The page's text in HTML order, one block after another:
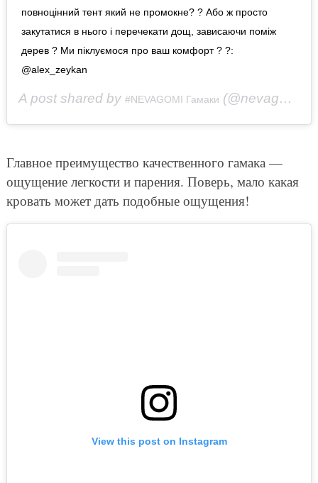
повноцінний тент який не промокне? ? Або ж просто
закутатися в нього і перечекати дощ, зависаючи поміж
дерев ? Ми піклуємося про ваш комфорт ? ?:
@alex_zeykan
A post shared by #NEVAGOMI Гамаки (@nevagomi) on
Главное преимущество качественного гамака —
ощущение легкости и парения. Поверь, мало какая
кровать может дать подобные ощущения!
View this post on Instagram